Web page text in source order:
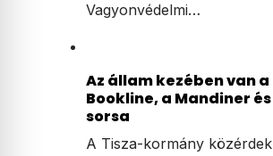
Vagyonvédelmi…
Az állam kezében van a
Bookline, a Mandiner és
sorsa
A Tisza-kormány